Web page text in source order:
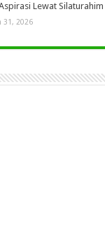
Lewat
31, 2026